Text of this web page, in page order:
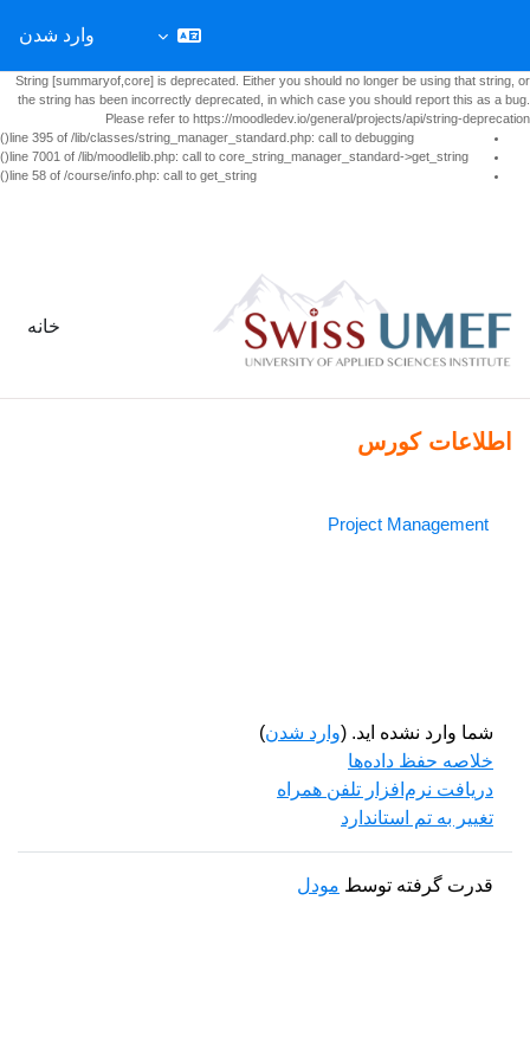
String [summaryof,core] is deprecated. Either you should no longer be using that string, or
the string has been incorrectly deprecated, in which case you should report this as a bug.
Please refer to https://moodledev.io/general/projects/api/string-deprecation
line 395 of /lib/classes/string_manager_standard.php: call to debugging()
line 7001 of /lib/moodlelib.php: call to core_string_manager_standard->get_string()
line 58 of /course/info.php: call to get_string()
وارد شدن
خانه
اطلاعات کورس
Project Management
شما وارد نشده اید. (وارد شدن)
خلاصه حفظ داده‌ها
دریافت نرم‌افزار تلفن همراه
تغییر به تم استاندارد
قدرت گرفته توسط مودل